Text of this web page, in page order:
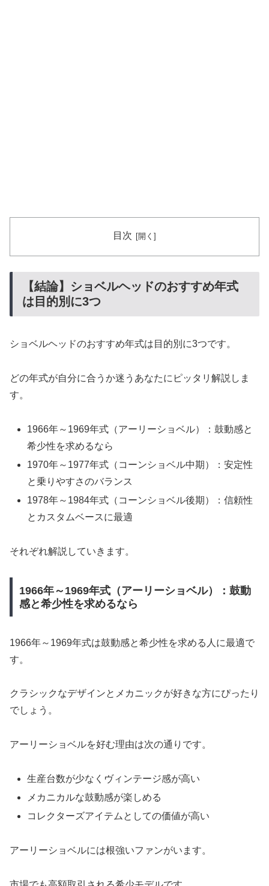
目次
【結論】ショベルヘッドのおすすめ年式
は目的別に3つ
ショベルヘッドのおすすめ年式は目的別に3つです。
どの年式が自分に合うか迷うあなたにピッタリ解説しま
す。
1966年～1969年式（アーリーショベル）：鼓動感と
希少性を求めるなら
1970年～1977年式（コーンショベル中期）：安定性
と乗りやすさのバランス
1978年～1984年式（コーンショベル後期）：信頼性
とカスタムベースに最適
それぞれ解説していきます。
1966年～1969年式（アーリーショベル）：鼓動
感と希少性を求めるなら
1966年～1969年式は鼓動感と希少性を求める人に最適で
す。
クラシックなデザインとメカニックが好きな方にぴったり
でしょう。
アーリーショベルを好む理由は次の通りです。
生産台数が少なくヴィンテージ感が高い
メカニカルな鼓動感が楽しめる
コレクターズアイテムとしての価値が高い
アーリーショベルには根強いファンがいます。